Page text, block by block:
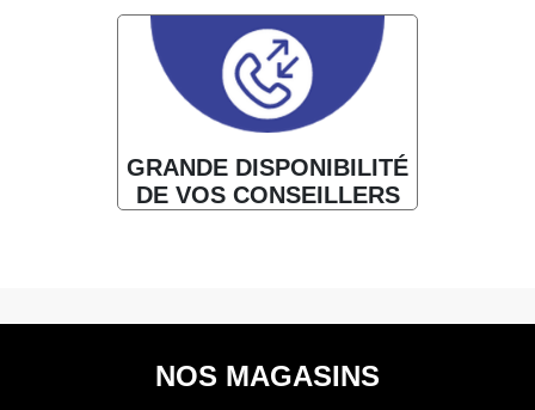
GRANDE DISPONIBILITÉ
DE VOS CONSEILLERS
NOS MAGASINS